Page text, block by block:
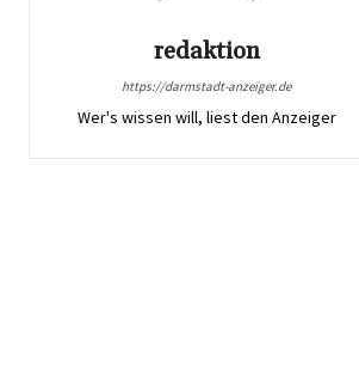
redaktion
https://darmstadt-anzeiger.de
Wer's wissen will, liest den Anzeiger